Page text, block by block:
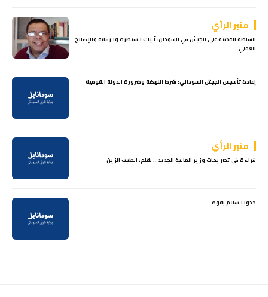
منبر الرأي
السلطة المدنية على الجيش في السودان: آليات السيطرة والرقابة والإصلاح
العملي
إعادة تأسيس الجيش السوداني: شرط النهضة وضرورة الدولة القومية
منبر الرأي
قراءة في تصريحات وزير المالية الجديد .. بقلم: الطيب الزين
خذوا السلام بقوة